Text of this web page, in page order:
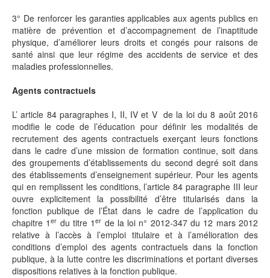
3° De renforcer les garanties applicables aux agents publics en
matière de prévention et d’accompagnement de l’inaptitude
physique, d’améliorer leurs droits et congés pour raisons de
santé ainsi que leur régime des accidents de service et des
maladies professionnelles.
Agents contractuels
L’ article 84 paragraphes I, II, IV et V de la loi du 8 août 2016
modifie le code de l’éducation pour définir les modalités de
recrutement des agents contractuels exerçant leurs fonctions
dans le cadre d’une mission de formation continue, soit dans
des groupements d’établissements du second degré soit dans
des établissements d’enseignement supérieur. Pour les agents
qui en remplissent les conditions, l’article 84 paragraphe III leur
ouvre explicitement la possibilité d’être titularisés dans la
fonction publique de l’État dans le cadre de l’application du
chapitre 1er du titre 1er de la loi n° 2012-347 du 12 mars 2012
relative à l’accès à l’emploi titulaire et à l’amélioration des
conditions d’emploi des agents contractuels dans la fonction
publique, à la lutte contre les discriminations et portant diverses
dispositions relatives à la fonction publique.